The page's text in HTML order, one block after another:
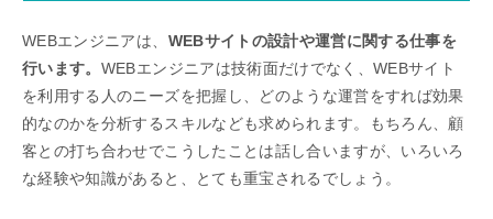
WEBエンジニアは、 WEBサイトの設計や運営に関する仕事を
行います。 WEBエンジニアは技術面だけでなく、WEBサイト
を利用する人のニーズを把握し、どのような運営をすれば効果
的なのかを分析するスキルなども求められます。もちろん、顧
客との打ち合わせでこうしたことは話し合いますが、いろいろ
な経験や知識があると、とても重宝されるでしょう。